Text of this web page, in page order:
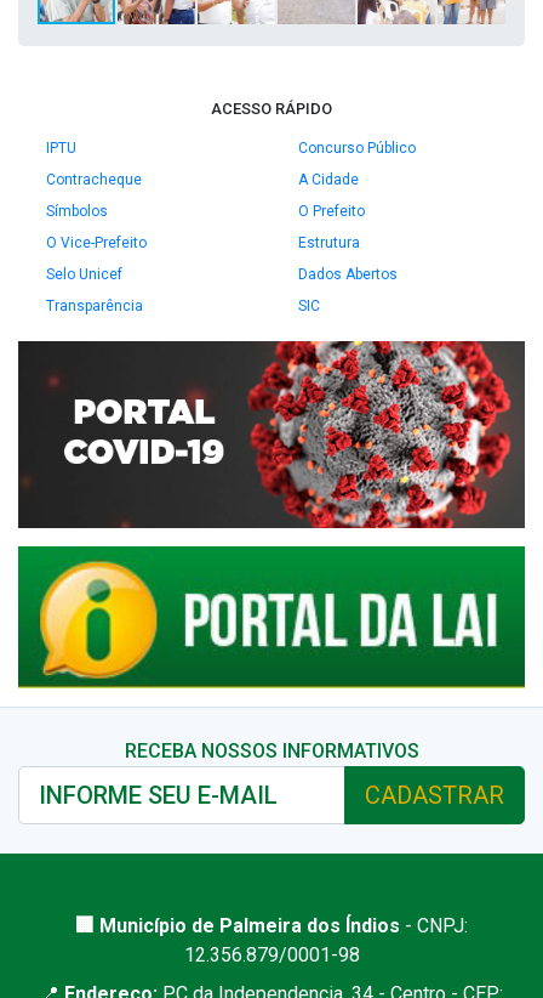
ACESSO RÁPIDO
IPTU
Concurso Público
Contracheque
A Cidade
Símbolos
O Prefeito
O Vice-Prefeito
Estrutura
Selo Unicef
Dados Abertos
Transparência
SIC
RECEBA NOSSOS INFORMATIVOS
CADASTRAR
🏢 Município de Palmeira dos Índios - CNPJ:
12.356.879/0001-98